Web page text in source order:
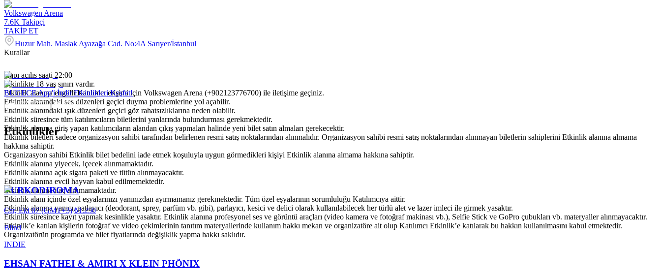
Volkswagen Arena
7.6K Takipçi
TAKİP ET
Huzur Mah. Maslak Ayazağa Cad. No:4A Sarıyer/İstanbul
Kurallar
Kapı açılış saati 22:00
Etkinlikte 18 yaş sınırı vardır.
Etkinlik alanına engelli Katılımcı erişimi için Volkswagen Arena (+902123776700) ile iletişime geçiniz.
Etkinlik alanındaki ses düzenleri geçici duyma problemlerine yol açabilir.
Etkinlik alanındaki ışık düzenleri geçici göz rahatsızlıklarına neden olabilir.
Etkinlik süresince tüm katılımcıların biletlerini yanlarında bulundurması gerekmektedir.
Etkinlik alanına giriş yapan katılımcıların alandan çıkış yapmaları halinde yeni bilet satın almaları gerekecektir.
Etkinlik biletleri sadece organizasyon sahibi tarafından belirlenen resmi satış noktalarından alınmalıdır. Organizasyon sahibi resmi satış noktalarından alınmayan biletlerin sahiplerini Etkinlik alanına almama
hakkına sahiptir.
Organizasyon sahibi Etkinlik bilet bedelini iade etmek koşuluyla uygun görmedikleri kişiyi Etkinlik alanına almama hakkına sahiptir.
Etkinlik alanına yiyecek, içecek alınmamaktadır.
Etkinlik alanına açık sigara paketi ve tütün alınmayacaktır.
Etkinlik alanına evcil hayvan kabul edilmemektedir.
Etkinlik alanına ilaç alınmamaktadır.
Etkinlik alanı içinde özel eşyalarınızı yanınızdan ayırmamanız gerekmektedir. Tüm özel eşyalarının sorumluluğu Katılımcıya aittir.
Etkinlik alanına yanıcı, patlayıcı (deodorant, sprey, parfüm vb. gibi), parlayıcı, kesici ve delici olarak kullanılabilecek her türlü alet ve lazer imleci ile girmek yasaktır.
Etkinlik süresince kayıt yapmak kesinlikle yasaktır. Etkinlik alanına profesyonel ses ve görüntü araçları (video kamera ve fotoğraf makinası vb.), Selfie Stick ve GoPro çubukları vb. materyaller alınmayacaktır.
Etkinlik’e katılan kişilerin fotoğraf ve video çekimlerinin tanıtım materyallerinde kullanım hakkı mekan ve organizatöre ait olup Katılımcı Etkinlik’e katılarak bu hakkın kullanılmasını kabul etmektedir.
Organizatörün programda ve bilet fiyatlarında değişiklik yapma hakkı saklıdır.
BUGECE App'i İndir Etkinlikleri Keşfet!
Etkinlikler
TURKODIROMA
Çar, Eki 07 (GMT+3)|₺1.250
Blind
INDIE
EHSAN FATHEI & AMIRI X KLEIN PHÖNIX